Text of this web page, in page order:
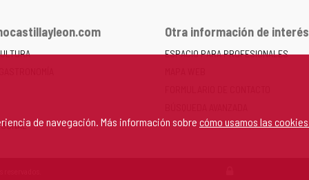
de navegación. Más información sobre cómo usamos las
Otra información de interés
ESPACIO PARA PROFESIONALES